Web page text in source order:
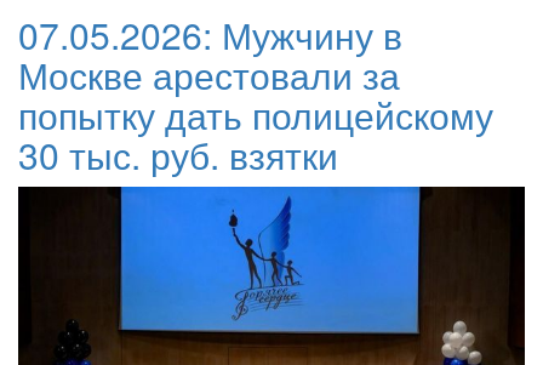
07.05.2026: Мужчину в
Москве арестовали за
попытку дать полицейскому
30 тыс. руб. взятки